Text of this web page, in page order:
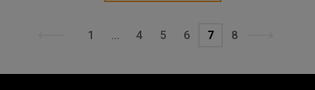
1 ... 4 5 6 7 8